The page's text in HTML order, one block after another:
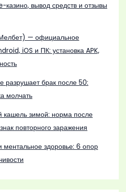
казино, вывод средств и отзывы
— официальное
iOS и ПК: установка APK,
разрушает брак после 50:
молчать
кашель зимой: норма после
повторного заражения
ментальное здоровье: 6 опор